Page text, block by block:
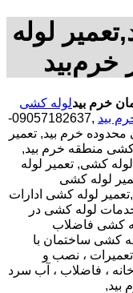
لوله
خرم بیدلوله کشی
بید
,09057182637-
خرم بید, تعمیر
منطقه خرم بید,
کشی, تعمیر لوله
لوله کشی
لوله کشی ادارات
لوله کشی در
کشی فاضلاب
کشی ساختمان با
تعمیرات ، نصب و
، فاضلاب ، آب سرد
بید,